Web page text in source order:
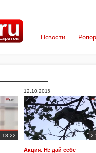
Новости
18:22
12.10.2016
Акция. Не дай себе